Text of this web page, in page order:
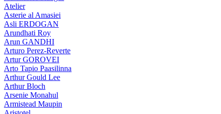
Atelier
Asterie al Amasiei
Asli ERDOGAN
Arundhati Roy
Arun GANDHI
Arturo Perez-Reverte
Artur GOROVEI
Arto Tapio Paasilinna
Arthur Gould Lee
Arthur Bloch
Arsenie Monahul
Armistead Maupin